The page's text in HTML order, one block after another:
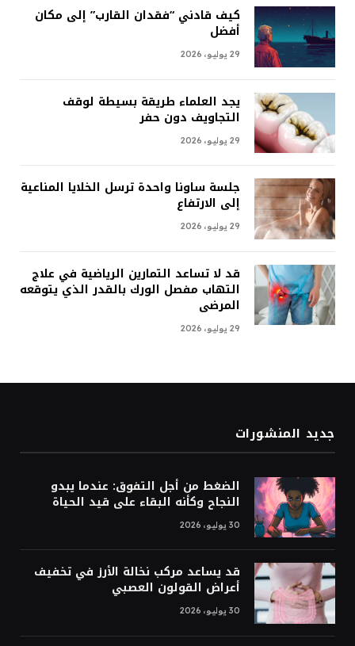
كيف قادني “فقدان القارب” إلى مكان
أفضل
29 يوليو، 2026
يجد العلماء طريقة بسيطة لوقف
التجاويف دون حفر
29 يوليو، 2026
جلسة ساونا واحدة ترسل الخلايا المناعية
إلى الارتفاع
29 يوليو، 2026
قد لا تساعد التمارين الرياضية في علاج
التهاب مفصل الورك بالقدر الذي يتوقعه
المرضى
29 يوليو، 2026
جديد المنشورات
الضغط من أجل التفوق: عندما يبدو
النجاح وكأنه البقاء على قيد الحياة
30 يوليو، 2026
قد يساعد مركب نخالة الأرز في تخفيف
أعراض القولون العصبي
30 يوليو، 2026